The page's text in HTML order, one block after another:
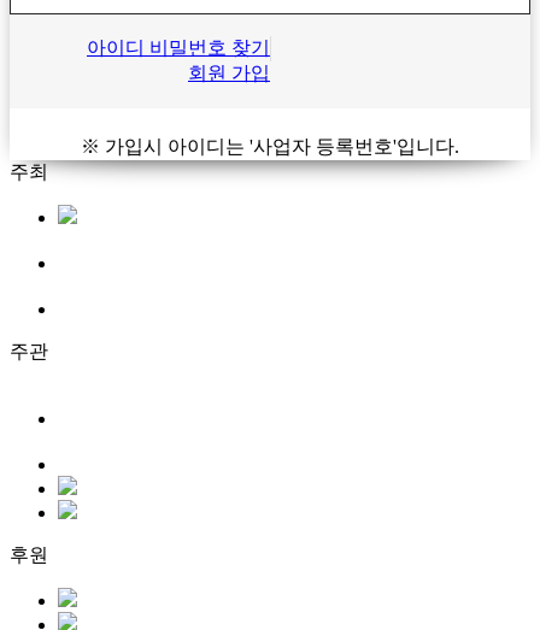
아이디 비밀번호 찾기
회원 가입
※ 가입시 아이디는 '사업자 등록번호'입니다.
주최
주관
후원